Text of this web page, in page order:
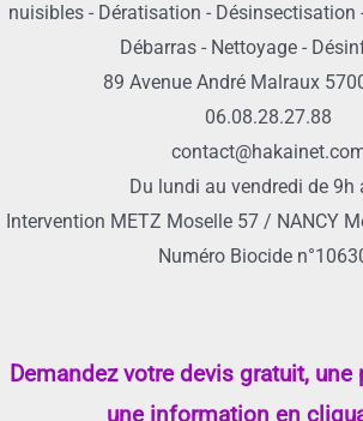
nuisibles - Dératisation - Désinsectisation
Débarras - Nettoyage -
89 Avenue André Malraux
06.08.28.27.88
Du lundi au vendredi de 9h
Intervention METZ Moselle 57 / NANCY
Numéro Biocide
Demandez votre devis gratuit,
une information en